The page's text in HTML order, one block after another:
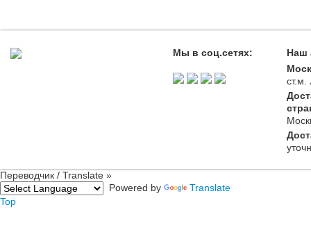
Мы в соц.сетях:
Наш
ст.м.
Переводчик / Translate »
Powered by
Translate
Top